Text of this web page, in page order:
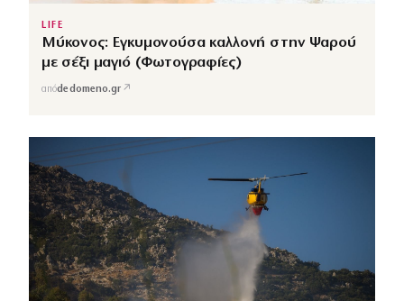
LIFE
Μύκονος: Εγκυμονούσα καλλονή στην Ψαρού
με σέξι μαγιό (Φωτογραφίες)
απόdedomeno.gr ↗